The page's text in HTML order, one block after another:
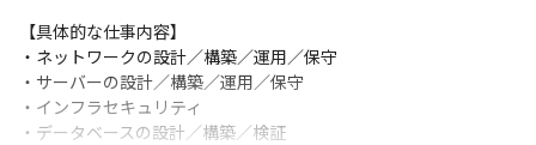
【具体的な仕事内容】
・ネットワークの設計／構築／運用／保守
・サーバーの設計／構築／運用／保守
・インフラセキュリティ
・データベースの設計／構築／検証